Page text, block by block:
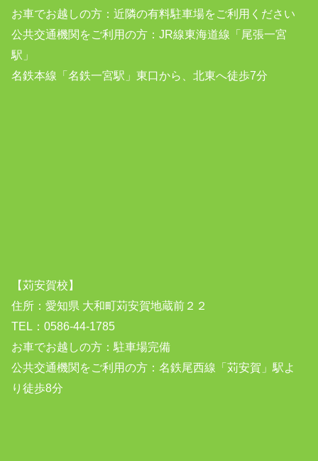
お車でお越しの方：近隣の有料駐車場をご利用ください
公共交通機関をご利用の方：JR線東海道線「尾張一宮
駅」
名鉄本線「名鉄一宮駅」東口から、北東へ徒歩7分
【苅安賀校】
住所：愛知県 大和町苅安賀地蔵前２２
TEL：0586-44-1785
お車でお越しの方：駐車場完備
公共交通機関をご利用の方：名鉄尾西線「苅安賀」駅よ
り徒歩8分